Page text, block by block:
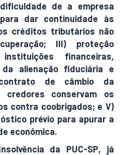
de a empresa
dar continuidade às
créditos tributários não
III) proteção
financeiras,
alienação fiduciária e
de câmbio da
credores conservam os
contra coobrigados; e V)
prévio para apurar a
econômica.
da PUC-SP, já